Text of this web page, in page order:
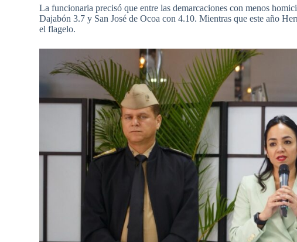
La funcionaria precisó que entre las demarcaciones con menos
Dajabón 3.7 y San José de Ocoa con 4.10. Mientras que este año
el flagelo.